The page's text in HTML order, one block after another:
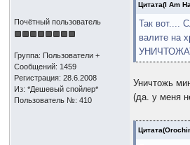
Почётный пользователь
Группа: Пользователи +
Сообщений: 1459
Регистрация: 28.6.2008
Из: *Дешевый спойлер*
Пользователь №: 410
Цитата(I Am
Так вот....
валите на
Уничтожь
(да. у меня